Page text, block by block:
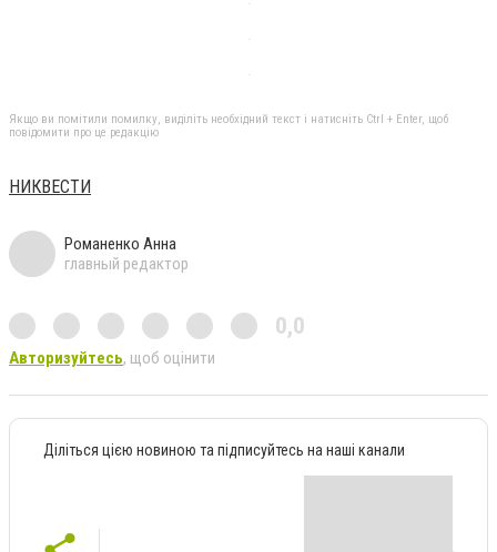
Якщо ви помітили помилку, виділіть необхідний текст і натисніть Ctrl + Enter, щоб
повідомити про це редакцію
НИКВЕСТИ
Романенко Анна
главный редактор
0,0
Авторизуйтесь, щоб оцінити
Діліться цією новиною та підписуйтесь на наші канали